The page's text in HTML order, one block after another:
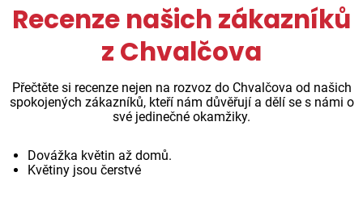
Recenze našich zákazníků
z Chvalčova
Přečtěte si recenze nejen na rozvoz do Chvalčova od našich
spokojených zákazníků, kteří nám důvěřují a dělí se s námi o
své jedinečné okamžiky.
Dovážka květin až domů.
Květiny jsou čerstvé